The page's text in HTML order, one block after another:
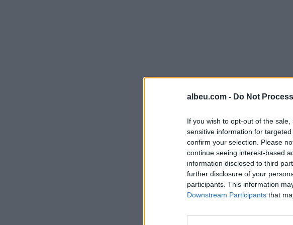
albeu.com - Do Not
If you wish to opt-out of the
sensitive information for
confirm your selection. Please
continue seeing interest-based
information disclosed to third
further disclosure of your
participants. This information
Downstream Participants that